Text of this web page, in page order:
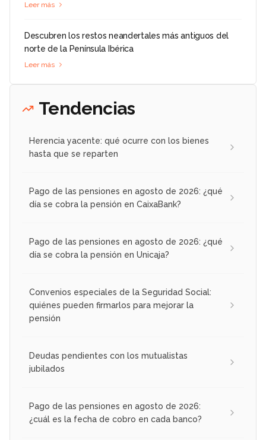
Leer más
Descubren los restos neandertales más antiguos del
norte de la Península Ibérica
Leer más
Tendencias
Herencia yacente: qué ocurre con los bienes
hasta que se reparten
Pago de las pensiones en agosto de 2026: ¿qué
día se cobra la pensión en CaixaBank?
Pago de las pensiones en agosto de 2026: ¿qué
día se cobra la pensión en Unicaja?
Convenios especiales de la Seguridad Social:
quiénes pueden firmarlos para mejorar la
pensión
Deudas pendientes con los mutualistas
jubilados
Pago de las pensiones en agosto de 2026:
¿cuál es la fecha de cobro en cada banco?